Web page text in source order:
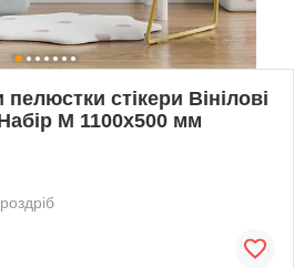
стікери Вінілові
М 1100х500 мм